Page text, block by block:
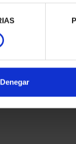
Denegar
POR: